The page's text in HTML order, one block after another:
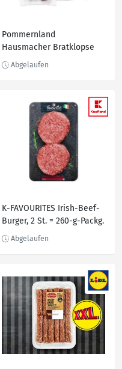
Pommernland
Hausmacher Bratklopse
K-FAVOURITES Irish-Beef-
Burger, 2 St. = 260-g-Packg.